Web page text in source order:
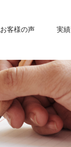
お客様の声 実績